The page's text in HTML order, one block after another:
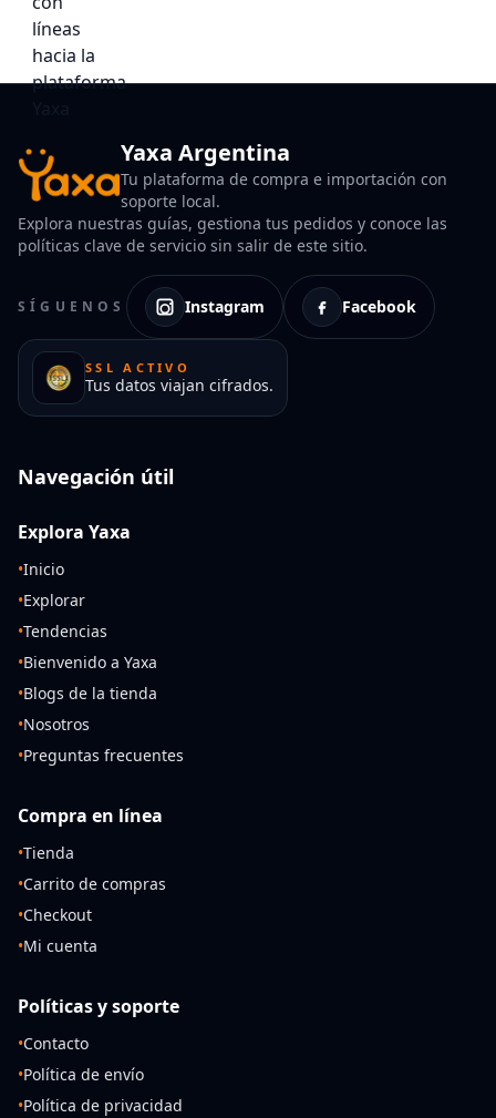
Yaxa Argentina
Tu plataforma de compra e importación con
soporte local.
Explora nuestras guías, gestiona tus pedidos y conoce las
políticas clave de servicio sin salir de este sitio.
SÍGUENOS Instagram Facebook
SSL ACTIVO
Tus datos viajan cifrados.
Navegación útil
Explora Yaxa
•Inicio
•Explorar
•Tendencias
•Bienvenido a Yaxa
•Blogs de la tienda
•Nosotros
•Preguntas frecuentes
Compra en línea
•Tienda
•Carrito de compras
•Checkout
•Mi cuenta
Políticas y soporte
•Contacto
•Política de envío
•Política de privacidad